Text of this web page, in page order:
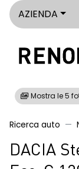
AZIENDA
Mostra le 5
Ricerca auto
DACIA